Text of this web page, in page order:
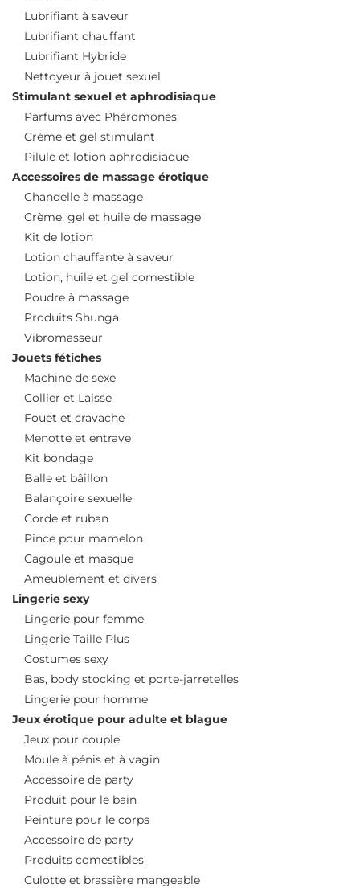
Lubrifiant à saveur
Lubrifiant chauffant
Lubrifiant Hybride
Nettoyeur à jouet sexuel
Stimulant sexuel et aphrodisiaque
Parfums avec Phéromones
Crème et gel stimulant
Pilule et lotion aphrodisiaque
Accessoires de massage érotique
Chandelle à massage
Crème, gel et huile de massage
Kit de lotion
Lotion chauffante à saveur
Lotion, huile et gel comestible
Poudre à massage
Produits Shunga
Vibromasseur
Jouets fétiches
Machine de sexe
Collier et Laisse
Fouet et cravache
Menotte et entrave
Kit bondage
Balle et bâillon
Balançoire sexuelle
Corde et ruban
Pince pour mamelon
Cagoule et masque
Ameublement et divers
Lingerie sexy
Lingerie pour femme
Lingerie Taille Plus
Costumes sexy
Bas, body stocking et porte-jarretelles
Lingerie pour homme
Jeux érotique pour adulte et blague
Jeux pour couple
Moule à pénis et à vagin
Accessoire de party
Produit pour le bain
Peinture pour le corps
Accessoire de party
Produits comestibles
Culotte et brassière mangeable